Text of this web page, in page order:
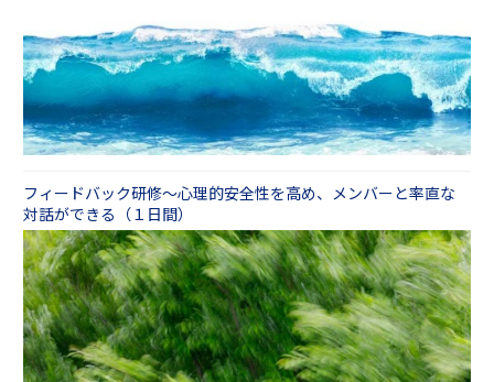
フィードバック研修～心理的安全性を高め、メンバーと率直な
対話ができる（１日間）